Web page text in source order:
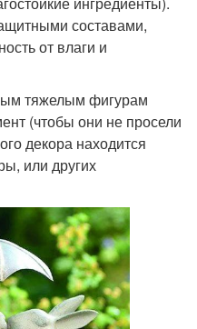
составами,
от влаги и
тяжелым фигурам
(чтобы они не просели
декора находится
или других